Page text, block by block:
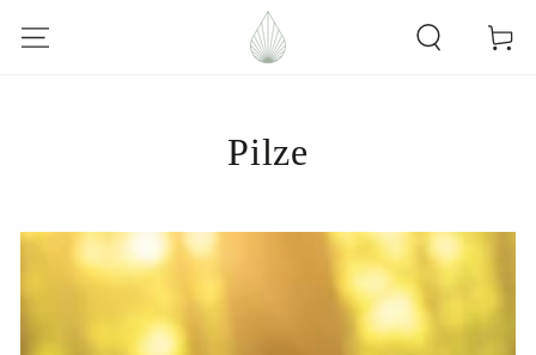
SPRINGEN
Pilze